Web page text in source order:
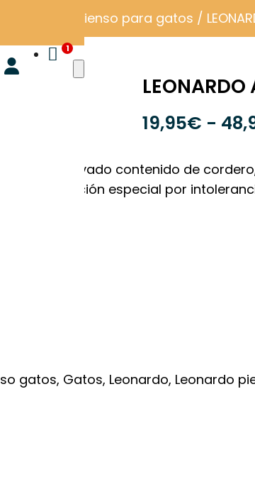

Pienso para gatos /
LEONARDO
19,95€ -
a su elevado contenido de
una atención especial por
gatos, Gatos, Leonardo, Leonardo